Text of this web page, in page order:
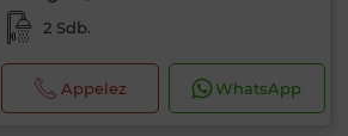
2 Sdb.
Appelez WhatsApp